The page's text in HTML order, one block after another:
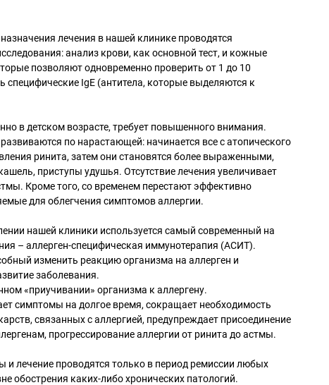
лечения в нашей клинике проводятся
анализ крови, как основной тест, и кожные
позволяют одновременно проверить от 1 до 10
специфические IgE (антитела, которые выделяются к
в детском возрасте, требует повышенного внимания.
по нарастающей: начинается все с атопического
ринита, затем они становятся более выраженными,
приступы удушья. Отсутствие лечения увеличивает
Кроме того, со временем перестают эффективно
для облегчения симптомов аллергии.
нашей клиники используется самый современный на
– аллерген-специфическая иммунотерапия (АСИТ).
изменить реакцию организма на аллерген и
заболевания.
«приучивании» организма к аллергену.
симптомы на долгое время, сокращает необходимость
связанных с аллергией, предупреждает присоединение
прогрессирование аллергии от ринита до астмы.
лечение проводятся только в период ремиссии любых
обострения каких-либо хронических патологий.